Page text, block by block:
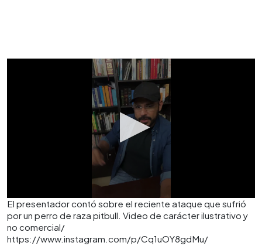
El presentador contó sobre el reciente ataque que sufrió
por un perro de raza pitbull. Video de carácter ilustrativo y
no comercial/
https://www.instagram.com/p/Cq1uOY8gdMu/